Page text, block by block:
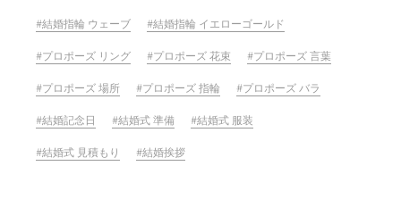
結婚指輪 ウェーブ 結婚指輪 イエローゴールド
プロポーズ リング プロポーズ 花束 プロポーズ 言葉
プロポーズ 場所 プロポーズ 指輪 プロポーズ バラ
結婚記念日 結婚式 準備 結婚式 服装
結婚式 見積もり 結婚挨拶